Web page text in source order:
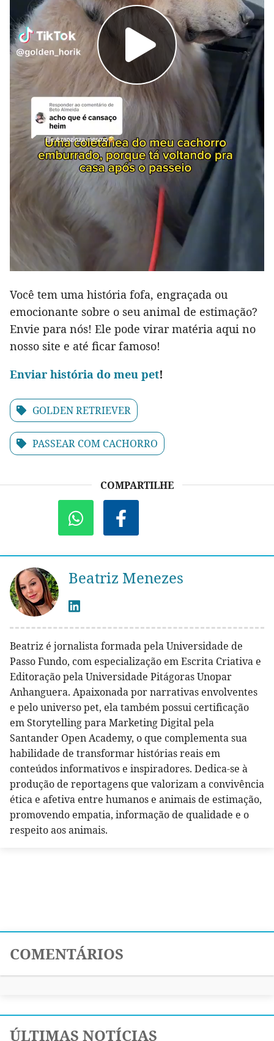
Você tem uma história fofa, engraçada ou
emocionante sobre o seu animal de estimação?
Envie para nós! Ele pode virar matéria aqui no
nosso site e até ficar famoso!
Enviar história do meu pet!
GOLDEN RETRIEVER
PASSEAR COM CACHORRO
COMPARTILHE
Beatriz Menezes
Beatriz é jornalista formada pela Universidade de
Passo Fundo, com especialização em Escrita Criativa e
Editoração pela Universidade Pitágoras Unopar
Anhanguera. Apaixonada por narrativas envolventes
e pelo universo pet, ela também possui certificação
em Storytelling para Marketing Digital pela
Santander Open Academy, o que complementa sua
habilidade de transformar histórias reais em
conteúdos informativos e inspiradores. Dedica-se à
produção de reportagens que valorizam a convivência
ética e afetiva entre humanos e animais de estimação,
promovendo empatia, informação de qualidade e o
respeito aos animais.
COMENTÁRIOS
ÚLTIMAS NOTÍCIAS